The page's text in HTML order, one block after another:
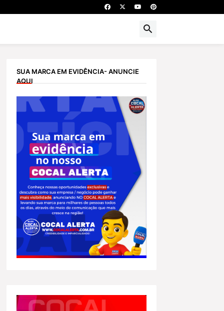
SUA MARCA EM EVIDÊNCIA- ANUNCIE
AQUI